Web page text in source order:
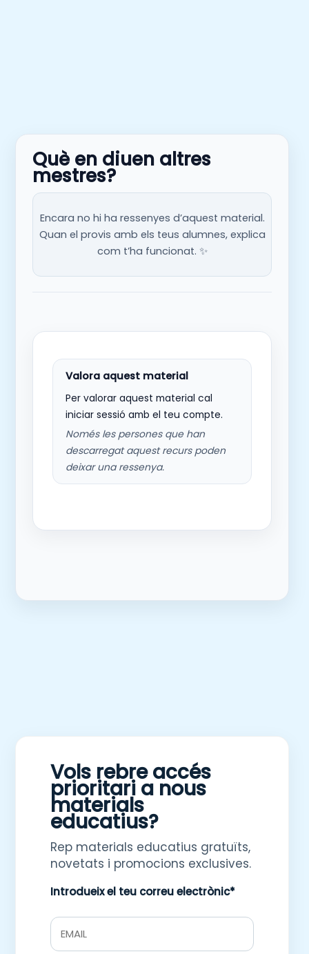
Què en diuen altres
mestres?
Encara no hi ha ressenyes d’aquest material.
Quan el provis amb els teus alumnes, explica
com t’ha funcionat. ✨
Per valorar aquest material cal
iniciar sessió amb el teu compte.
Només les persones que han
descarregat aquest recurs poden
deixar una ressenya.
Vols rebre accés
prioritari a nous
materials
educatius?
Rep materials educatius gratuïts,
novetats i promocions exclusives.
Introdueix el teu correu electrònic*